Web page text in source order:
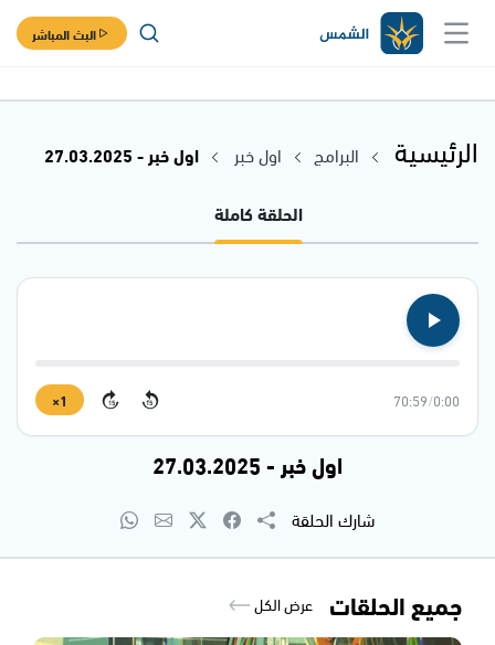
البث المباشر
الرئيسية البرامج اول خبر
اول خبر - 27.03.2025
الحلقة كاملة
0:00
/
70:59
15
15
1×
اول خبر - 27.03.2025
شارك الحلقة
جميع الحلقات عرض الكل